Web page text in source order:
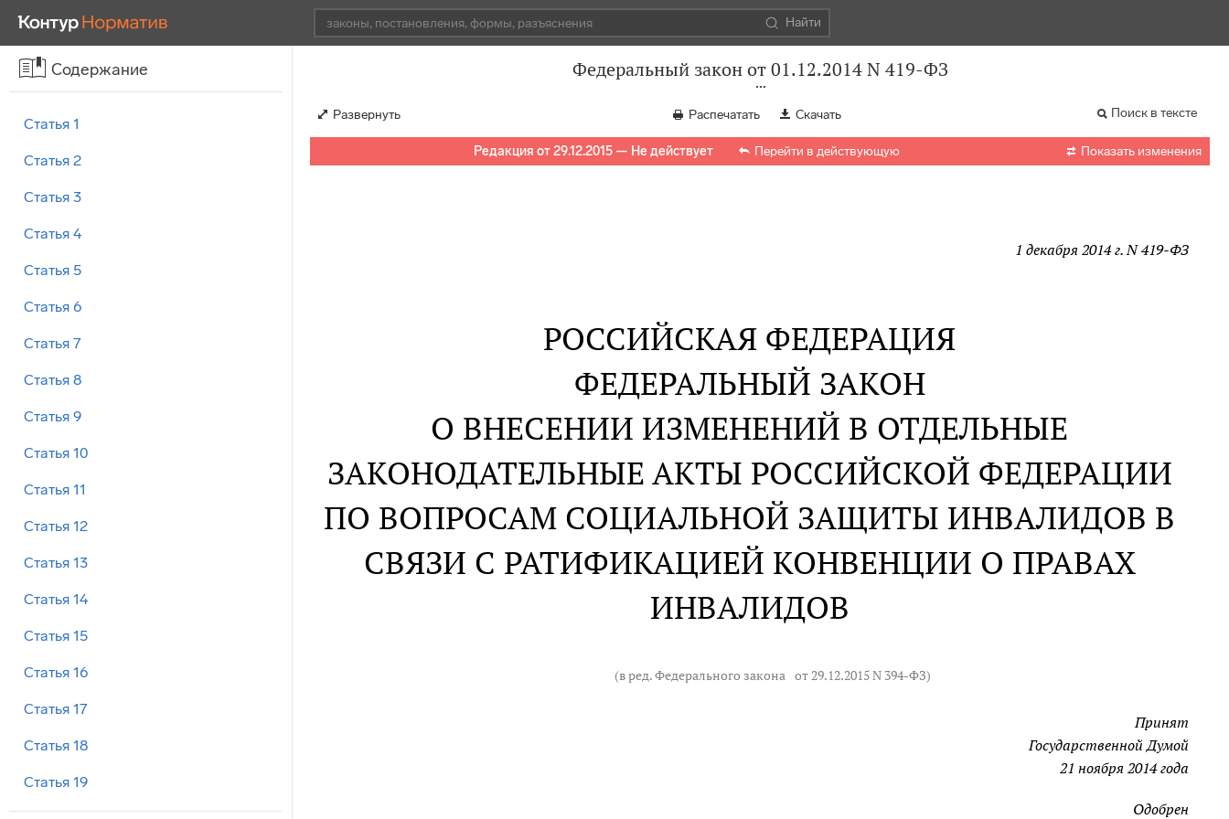
Найти
Содержание
Статья 1
Статья 2
Статья 3
Статья 4
Статья 5
Статья 6
Статья 7
Статья 8
Статья 9
Статья 10
Статья 11
Статья 12
Статья 13
Статья 14
Статья 15
Статья 16
Статья 17
Статья 18
Статья 19
Федеральный закон от 01.12.2014 N 419-ФЗ
Развернуть Распечатать Скачать Поиск в тексте
Редакция от 29.12.2015 — Не действует Перейти в действующую  Показать изменения
1 декабря 2014 г. N 419-ФЗ
РОССИЙСКАЯ ФЕДЕРАЦИЯ
ФЕДЕРАЛЬНЫЙ ЗАКОН
О ВНЕСЕНИИ ИЗМЕНЕНИЙ В ОТДЕЛЬНЫЕ
ЗАКОНОДАТЕЛЬНЫЕ АКТЫ РОССИЙСКОЙ ФЕДЕРАЦИИ
ПО ВОПРОСАМ СОЦИАЛЬНОЙ ЗАЩИТЫ ИНВАЛИДОВ В
СВЯЗИ С РАТИФИКАЦИЕЙ КОНВЕНЦИИ О ПРАВАХ
ИНВАЛИДОВ
(в ред. Федерального закона от 29.12.2015 N 394-ФЗ)
Принят
Государственной Думой
21 ноября 2014 года
Одобрен